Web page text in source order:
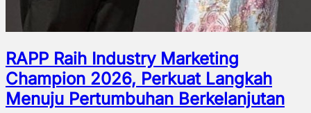
RAPP Raih Industry Marketing
Champion 2026, Perkuat Langkah
Menuju Pertumbuhan Berkelanjutan